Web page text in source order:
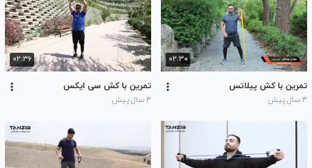
۰۲:۳۰
تمرین با کش پیلاتس
۳ سال پیش
۰۲:۳۶
تمرین با کش سی ایکس
۳ سال پیش